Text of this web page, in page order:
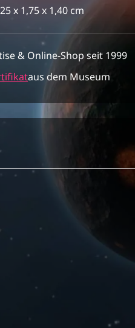
x 1,75 x 1,40 cm
& Online-Shop seit 1999
aus dem Museum